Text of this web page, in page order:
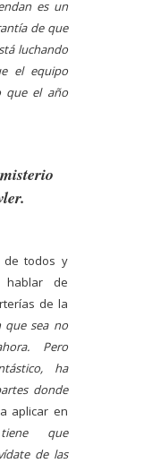
es un
de que
luchando
el equipo
que el año
de todos y
de
de la
que sea no
Pero
ha
donde
aplicar en
tiene que
de las